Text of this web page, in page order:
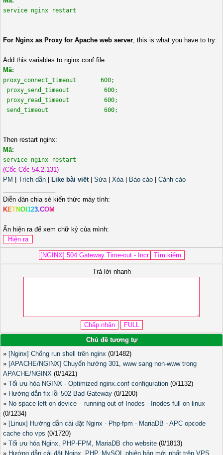
service nginx restart
For Nginx as Proxy for Apache web server, this is what you have to try:
Add this variables to nginx.conf file:
Mã:
proxy_connect_timeout 600;
proxy_send_timeout 600;
proxy_read_timeout 600;
send_timeout 600;
Then restart nginx:
Mã:
service nginx restart
(Cốc Cốc 54.2.131)
PM
Trích dẫn Like bài viết| Sửa| Xóa| Báo cáo
Cảnh cáo
Diễn đàn chia sẻ kiến thức máy tính:
KETNO 123.COM
Ấn hiện ra để xem chữ ký của mình:
Trả lời nhanh
Chủ đề tương tự
» [Nginx] Chống run shell trên nginx (0/1482)
» [APACHE/NGINX] Chuyển hướng 301, www sang non-www trong
APACHE/NGINX (0/1421)
» Tối ưu hóa NGINX - Optimized nginx.conf configuration (0/1132)
» Hướng dẫn fix lỗi 502 Bad Gateway (0/1200)
» No space left on device – running out of Inodes - Inodes full on linux
(0/1234)
» [Linux] Hướng dẫn cài đặt Nginx - Php-fpm - MariaDB - APC opcode
cache cho vps (0/1720)
» Tối ưu hóa Nginx, PHP-FPM, MariaDB cho website (0/1813)
» Hướng dẫn cài đặt Nginx, PHP, MySQL phiên bản mới nhất trên VPS